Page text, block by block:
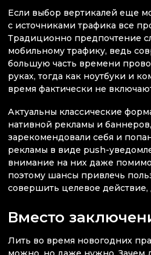
Если выбор вертикалей еще
с источниками трафика все
Традиционно предпочтение
мобильному трафику, ведь
большую часть времени
руках, тогда как ноутбуки и
время фактически не
Актуальны классические
нативной рекламы и
зарекомендовали себя и
рекламы в виде push-
внимание на них даже
поэтому шансы привлечь
совершить целевое действие,
Вместо
Лить во время новогодних